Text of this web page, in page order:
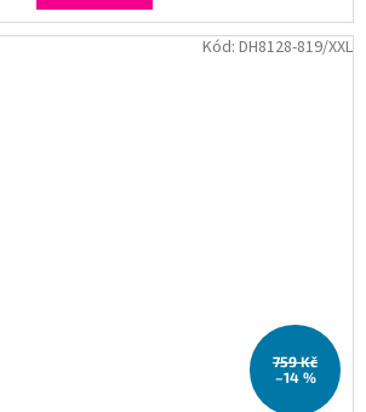
759 Kč
–14 %
Kód: DH8128-819/XXL